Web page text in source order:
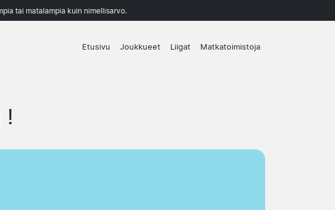
tai matalampia kuin nimellisarvo.
Etusivu Joukkueet Liigat Matkatoimistoja
!